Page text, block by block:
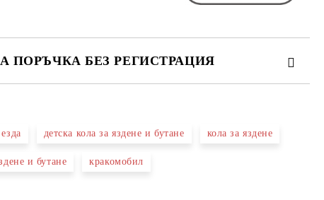
ПОРЪЧКА БЕЗ РЕГИСТРАЦИЯ
свържем с вас в рамките на работния ден.
детска кола за яздене и бутане кола за яздене
и бутане кракомобил